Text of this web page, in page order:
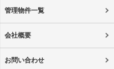
管理物件一覧
会社概要
お問い合わせ